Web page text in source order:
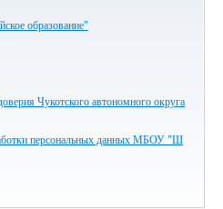
образование"
Чукотского автономного округа
персональных данных МБОУ "Ш